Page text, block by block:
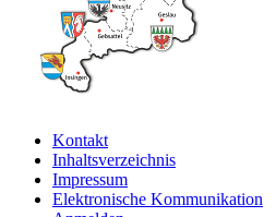
Kontakt
Inhaltsverzeichnis
Impressum
Elektronische Kommunikation